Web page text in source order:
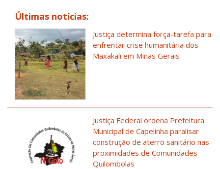
Últimas notícias:
Justiça determina força-tarefa para
enfrentar crise humanitária dos
Maxakali em Minas Gerais
Justiça Federal ordena Prefeitura
Municipal de Capelinha paralisar
construção de aterro sanitário nas
proximidades de Comunidades
Quilombolas